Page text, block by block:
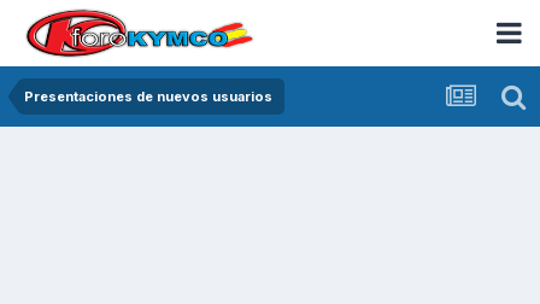
Presentaciones de nuevos usuarios